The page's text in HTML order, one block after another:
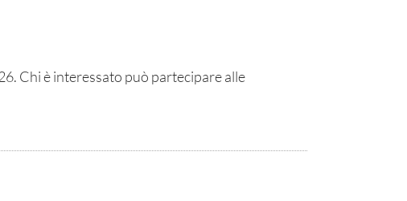
Chi è interessato può partecipare alle